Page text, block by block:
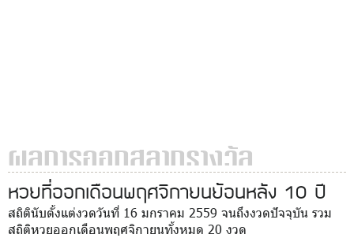
ผลการออกสลากรางวัล
หวยที่ออกเดือนพฤศจิกายนย้อนหลัง 10 ปี
สถิตินับตั้งแต่งวดวันที่ 16 มกราคม 2559 จนถึงงวดปัจจุบัน รวม
สถิติหวยออกเดือนพฤศจิกายนทั้งหมด 20 งวด